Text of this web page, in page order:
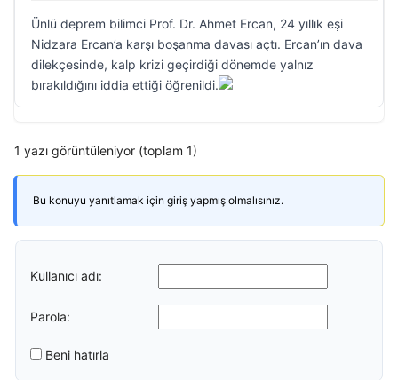
Ünlü deprem bilimci Prof. Dr. Ahmet Ercan, 24 yıllık eşi
Nidzara Ercan’a karşı boşanma davası açtı. Ercan’ın dava
dilekçesinde, kalp krizi geçirdiği dönemde yalnız
bırakıldığını iddia ettiği öğrenildi.
1 yazı görüntüleniyor (toplam 1)
Bu konuyu yanıtlamak için giriş yapmış olmalısınız.
Kullanıcı adı:
Parola:
Beni hatırla